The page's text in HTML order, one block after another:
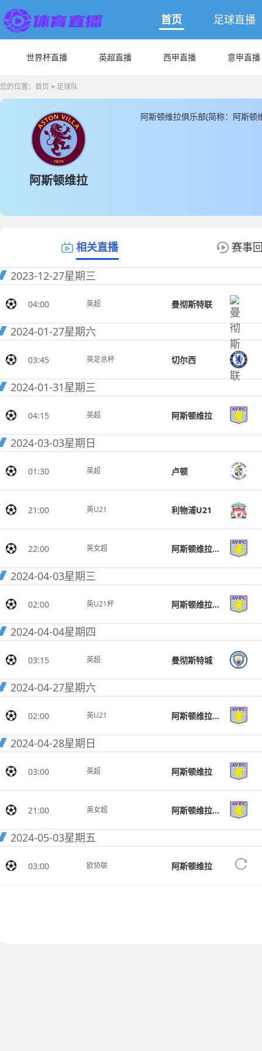
首页 足球直播
世界杯直播 英超直播 西甲直播 意甲直播
您的位置： 首页 > 足球队
阿斯顿维拉
阿斯顿维拉俱乐部(简称：阿斯
相关直播 赛事
2023-12-27星期三
04:00 英超 曼彻斯特联
2024-01-27星期六
03:45 英足总杯 切尔西
2024-01-31星期三
04:15 英超 阿斯顿维拉
2024-03-03星期日
01:30 英超 卢顿
21:00 英U21 利物浦U21
22:00 英女超 阿斯顿维拉女足
2024-04-03星期三
02:00 英U21杯 阿斯顿维拉U21
2024-04-04星期四
03:15 英超 曼彻斯特城
2024-04-27星期六
02:00 英U21 阿斯顿维拉U21
2024-04-28星期日
03:00 英超 阿斯顿维拉
21:00 英女超 阿斯顿维拉女足
2024-05-03星期五
03:00 欧协联 阿斯顿维拉